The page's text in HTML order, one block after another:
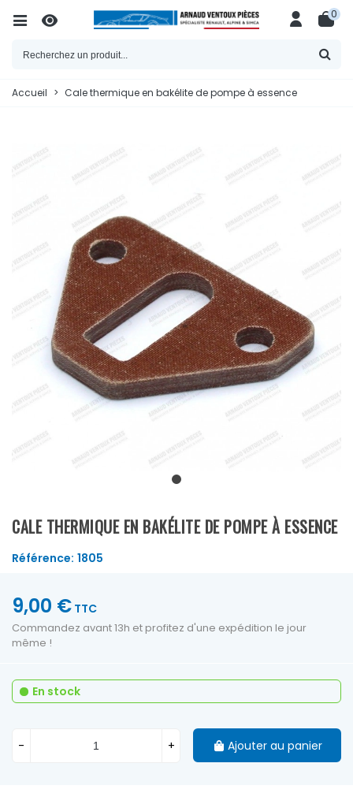
0
Accueil > Cale thermique en bakélite de pompe à essence
CALE THERMIQUE EN BAKÉLITE DE POMPE À ESSENCE
Référence: 1805
9,00 € TTC
Commandez avant 13h et profitez d'une expédition le jour
même !
En stock
- + Ajouter au panier